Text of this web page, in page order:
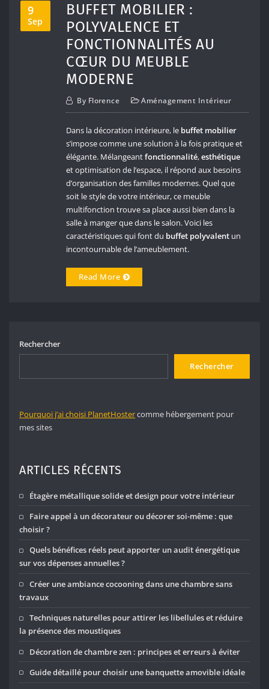
9
Sep
BUFFET MOBILIER :
POLYVALENCE ET
FONCTIONNALITÉS AU
CŒUR DU MEUBLE
MODERNE
By Florence Aménagement Intérieur
Dans la décoration intérieure, le buffet mobilier
s’impose comme une solution à la fois pratique et
élégante. Mélangeantfonctionnalité,esthétique
et optimisation de l’espace, il répond aux besoins
d’organisation des familles modernes. Quel que
soit le style de votre intérieur, ce meuble
multifonction trouve sa place aussi bien dans la
salle à manger que dans le salon. Voici les
caractéristiques qui font du buffet polyvalent un
incontournable de l’ameublement.
Read More
Rechercher
Rechercher
Pourquoi j’ai choisi PlanetHostercomme hébergement pour
mes sites
ARTICLES RÉCENTS
Étagère métallique solide et design pour votre intérieur
Faire appel à un décorateur ou décorer soi-même : que
choisir ?
Quels bénéfices réels peut apporter un audit énergétique
sur vos dépenses annuelles ?
Créer une ambiance cocooning dans une chambre sans
travaux
Techniques naturelles pour attirer les libellules et réduire
la présence des moustiques
Décoration de chambre zen : principes et erreurs à éviter
Guide détaillé pour choisir une banquette amovible idéale